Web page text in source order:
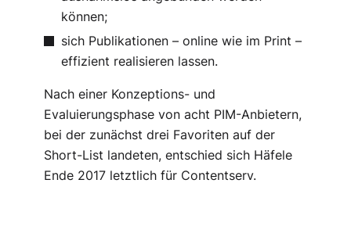
können;
sich Publikationen – online wie im Print –
effizient realisieren lassen.
Nach einer Konzeptions- und
Evaluierungsphase von acht PIM-Anbietern,
bei der zunächst drei Favoriten auf der
Short-List landeten, entschied sich Häfele
Ende 2017 letztlich für Contentserv.